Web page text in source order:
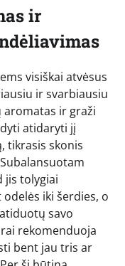
ir
visiškai atvėsus
ir svarbiausiu
ir graži
atidaryti jį
tikrasis skonis
jis tolygiai
iki šerdies, o
savo
rekomenduoja
bent jau tris ar